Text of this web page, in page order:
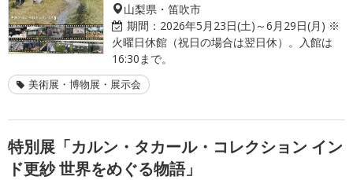
山梨県・笛吹市
期間： 2026年5月23日(土)～6月29日(月) ※
火曜日休館（祝日の場合は翌日休）。入館は
16:30まで。
美術展・博物展・展示会
特別展「カルン・タカール・コレクション イン
ド更紗 世界をめぐる物語」